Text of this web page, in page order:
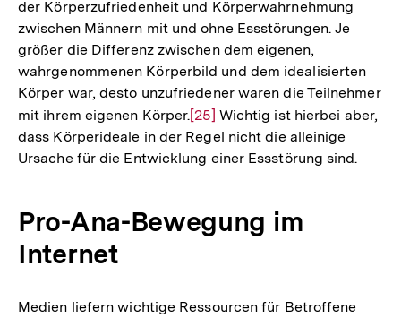
der Körperzufriedenheit und Körperwahrnehmung
zwischen Männern mit und ohne Essstörungen. Je
größer die Differenz zwischen dem eigenen,
wahrgenommenen Körperbild und dem idealisierten
Körper war, desto unzufriedener waren die Teilnehmer
mit ihrem eigenen Körper.Zur
Auflösung
der
[25] Wichtig ist hierbei aber,
dass Körperideale in der Regel nicht die alleinige
Ursache für die Entwicklung einer Essstörung sind.
Pro-Ana-Bewegung im
Internet
Medien liefern wichtige Ressourcen für Betroffene